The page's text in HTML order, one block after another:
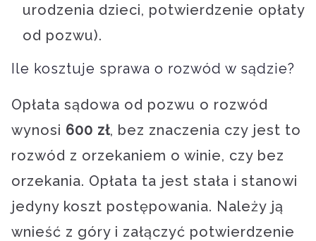
urodzenia dzieci, potwierdzenie opłaty
od pozwu).
Ile kosztuje sprawa o rozwód w sądzie?
Opłata sądowa od pozwu o rozwód
wynosi 600 zł, bez znaczenia czy jest to
rozwód z orzekaniem o winie, czy bez
orzekania. Opłata ta jest stała i stanowi
jedyny koszt postępowania. Należy ją
wnieść z góry i załączyć potwierdzenie